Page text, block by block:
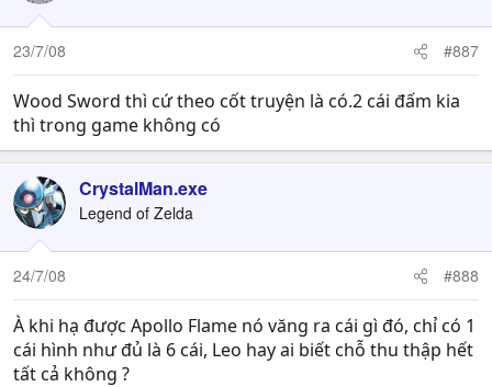
23/7/08 #887
Wood Sword thì cứ theo cốt truyện là có.2 cái đấm kia
thì trong game không có
CrystalMan.exe
Legend of Zelda
24/7/08 #888
À khi hạ được Apollo Flame nó văng ra cái gì đó, chỉ có 1
cái hình như đủ là 6 cái, Leo hay ai biết chỗ thu thập hết
tất cả không ?